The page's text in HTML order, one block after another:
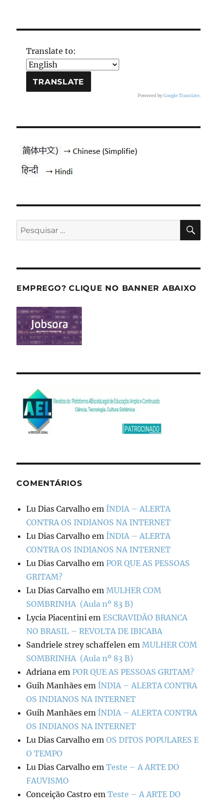
Translate to:
Powered byGoogle Translate.
Pesquisar
por:
EMPREGO? CLIQUE NO BANNER ABAIXO
COMENTÁRIOS
Lu Dias Carvalho em ÍNDIA – ALERTA
CONTRA OS INDIANOS NA INTERNET
Lu Dias Carvalho em ÍNDIA – ALERTA
CONTRA OS INDIANOS NA INTERNET
Lu Dias Carvalho em POR QUE AS PESSOAS
GRITAM?
Lu Dias Carvalho em MULHER COM
SOMBRINHA (Aula nº 83 B)
Lycia Piacentini emESCRAVIDÃO BRANCA
NO BRASIL – REVOLTA DE IBICABA
Sandriele strey schaffelen em MULHER COM
SOMBRINHA (Aula nº 83 B)
Adriana em POR QUE AS PESSOAS GRITAM?
Guih Manhães em ÍNDIA – ALERTA CONTRA
OS INDIANOS NA INTERNET
Guih Manhães em ÍNDIA – ALERTA CONTRA
OS INDIANOS NA INTERNET
Lu Dias Carvalho emOS DITOS POPULARES E
O TEMPO
Lu Dias Carvalho emTeste – A ARTE DO
FAUVISMO
Conceição Castro emTeste – A ARTE DO